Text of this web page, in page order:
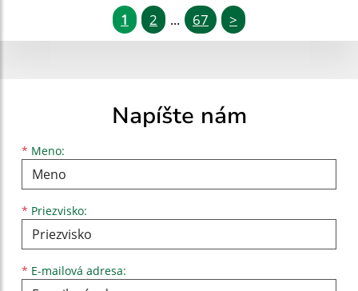
1 2 ... 67 >
Napíšte nám
* Meno:
Meno
* Priezvisko:
Priezvisko
* E-mailová adresa:
E-mailová adresa